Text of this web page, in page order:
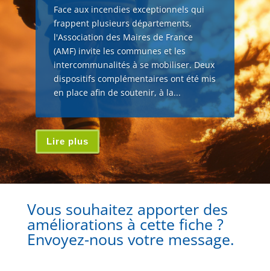
Face aux incendies exceptionnels qui
frappent plusieurs départements,
l'Association des Maires de France
(AMF) invite les communes et les
intercommunalités à se mobiliser. Deux
dispositifs complémentaires ont été mis
en place afin de soutenir, à la...
Lire plus
Vous souhaitez apporter des
améliorations à cette fiche ?
Envoyez-nous votre message.